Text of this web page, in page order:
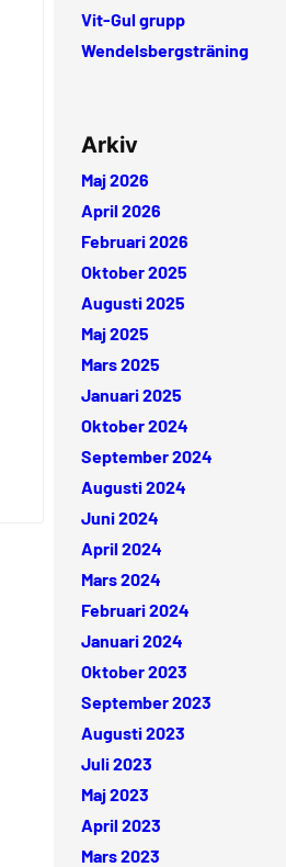
Vit-Gul grupp
Wendelsbergsträning
Arkiv
Maj 2026
April 2026
Februari 2026
Oktober 2025
Augusti 2025
Maj 2025
Mars 2025
Januari 2025
Oktober 2024
September 2024
Augusti 2024
Juni 2024
April 2024
Mars 2024
Februari 2024
Januari 2024
Oktober 2023
September 2023
Augusti 2023
Juli 2023
Maj 2023
April 2023
Mars 2023